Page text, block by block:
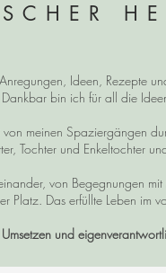
Ideen, Rezepte
bin ich für all die
meinen Spaziergängen
Tochter und Enkeltochter
von Begegnungen
Platz. Das erfüllte Leben im
und